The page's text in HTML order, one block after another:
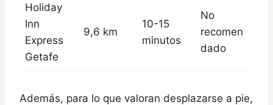
Holiday
Inn
Express
Getafe
9,6 km
10-15
minutos
No
recomen
dado
Además, para lo que valoran desplazarse a pie,